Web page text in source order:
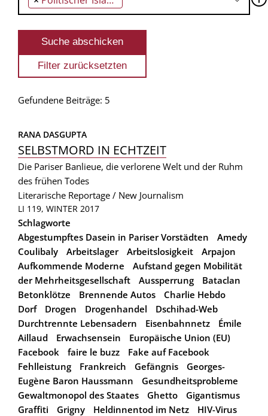
Gefundene Beiträge: 5
RANA DASGUPTA
SELBSTMORD IN ECHTZEIT
Die Pariser Banlieue, die verlorene Welt und der Ruhm
des frühen Todes
Literarische Reportage / New Journalism
LI 119, WINTER 2017
Schlagworte
Abgestumpftes Dasein in Pariser Vorstädten
Amedy
Coulibaly
Arbeitslager Arbeitslosigkeit
Arpajon
Aufkommende Moderne
Aufstand gegen Mobilität
der Mehrheitsgesellschaft
Aussperrung
Bataclan
Betonklötze
Brennende Autos
Charlie Hebdo
Dorf
Drogen Drogenhandel
Dschihad-Web
Durchtrennte Lebensadern
Eisenbahnnetz
Émile
Aillaud
Erwachsensein
Europäische Union (EU)
Facebook
faire le buzz
Fake auf Facebook
Fehlleistung
Frankreich Gefängnis
Georges-
Eugène Baron Haussmann
Gesundheitsprobleme
Gewaltmonopol des Staates
Ghetto
Gigantismus
Graffiti
Grigny Heldinnentod im Netz
HIV-Virus